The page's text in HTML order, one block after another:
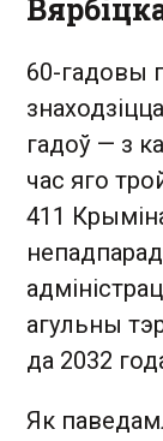
60-гадовы
гадоў — з
час яго
411
агульны
да 2032
Як